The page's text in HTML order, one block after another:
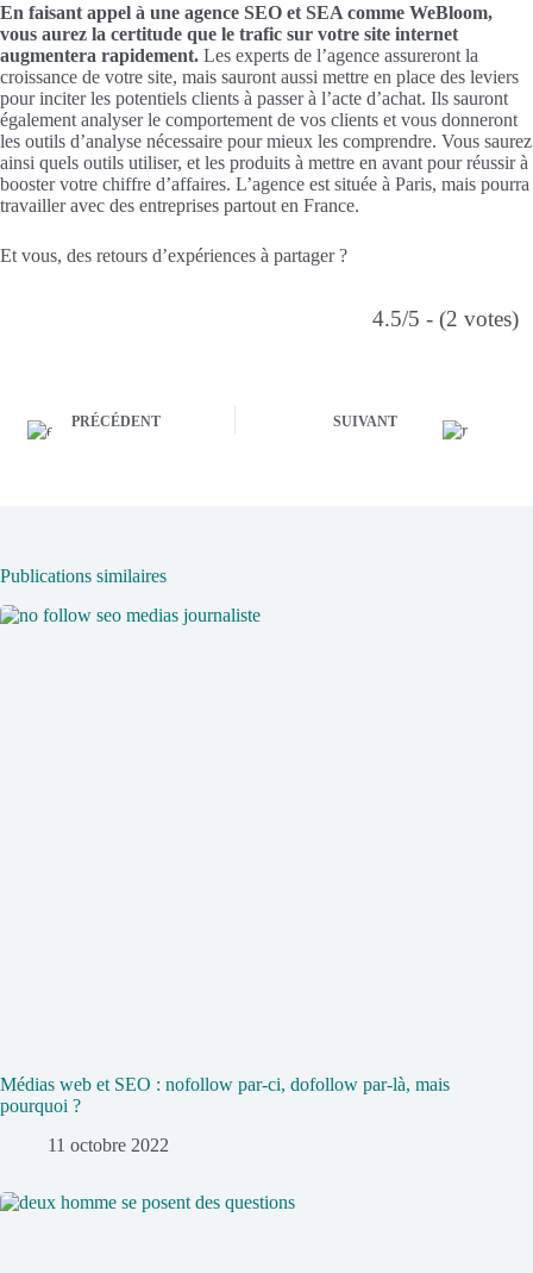
En faisant appel à une agence SEO et SEA comme WeBloom,
vous aurez la certitude que le trafic sur votre site internet
augmentera rapidement. Les experts de l’agence assureront la
croissance de votre site, mais sauront aussi mettre en place des leviers
pour inciter les potentiels clients à passer à l’acte d’achat. Ils sauront
également analyser le comportement de vos clients et vous donneront
les outils d’analyse nécessaire pour mieux les comprendre. Vous saurez
ainsi quels outils utiliser, et les produits à mettre en avant pour réussir à
booster votre chiffre d’affaires. L’agence est située à Paris, mais pourra
travailler avec des entreprises partout en France.
Et vous, des retours d’expériences à partager ?
4.5/5 - (2 votes)
PRÉCÉDENT SUIVANT
Publications similaires
Médias web et SEO : nofollow par-ci, dofollow par-là, mais
pourquoi ?
11 octobre 2022